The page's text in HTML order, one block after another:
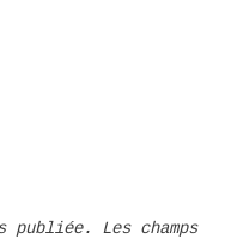
publiée.
Les champs